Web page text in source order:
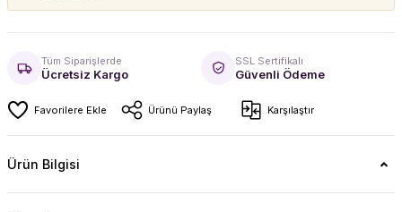
Tüm Siparişlerde
Ücretsiz Kargo
SSL Sertifikalı
Güvenli Ödeme
Ürünü Paylaş Karşılaştır
Ürün Bilgisi